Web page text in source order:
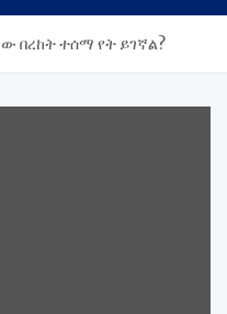
በረከት ተሰማ የት ይገኛል?